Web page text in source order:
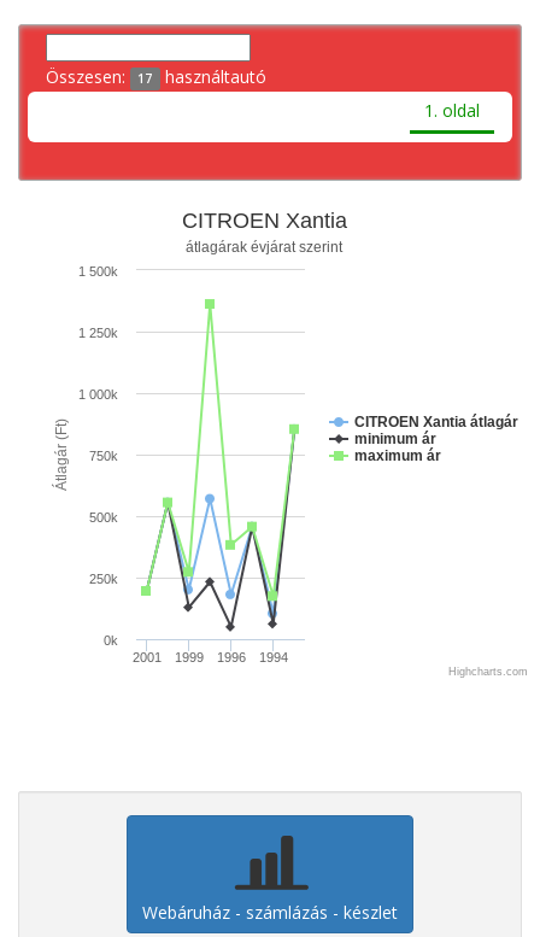
Összesen: 17 használtautó
1. oldal
Átlagár (Ft)
CITROEN Xantia
átlagárak évjárat szerint
CITROEN Xantia átlagár
minimum ár
maximum ár
2001 1999 1996 1994
0k
250k
500k
750k
1 000k
1 250k
1 500k
Highcharts.com
Webáruház - számlázás - készlet